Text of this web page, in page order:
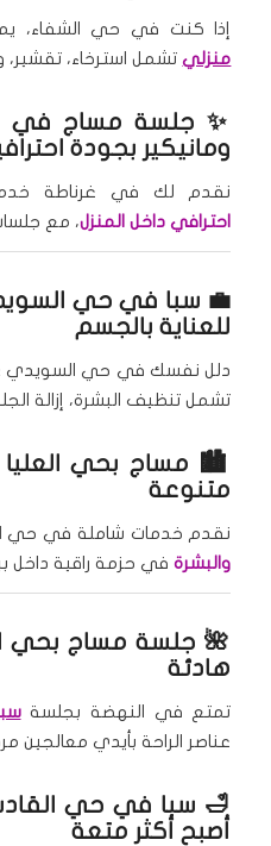
إذا كنت في حي الشفاء،
منزليتشمل استرخاء،
✨ جلسة مساج في
ومانيكير بجودة
نقدم لك في غرناطة
احترافي داخل المنزل، مع
💼 سبا في حي
للعناية بالجسم
دلل نفسك في حي السويدي
تشمل تنظيف البشرة، إزالة
🏙️ مساج بحي العليا
متنوعة
نقدم خدمات شاملة في حي
والبشرةفي حزمة راقية داخل
🌺 جلسة مساج بحي
هادئة
تمتع في النهضة بجلسة
عناصر الراحة بأيدي معالجين
🛁 سبا في حي
أصبح أكثر متعة